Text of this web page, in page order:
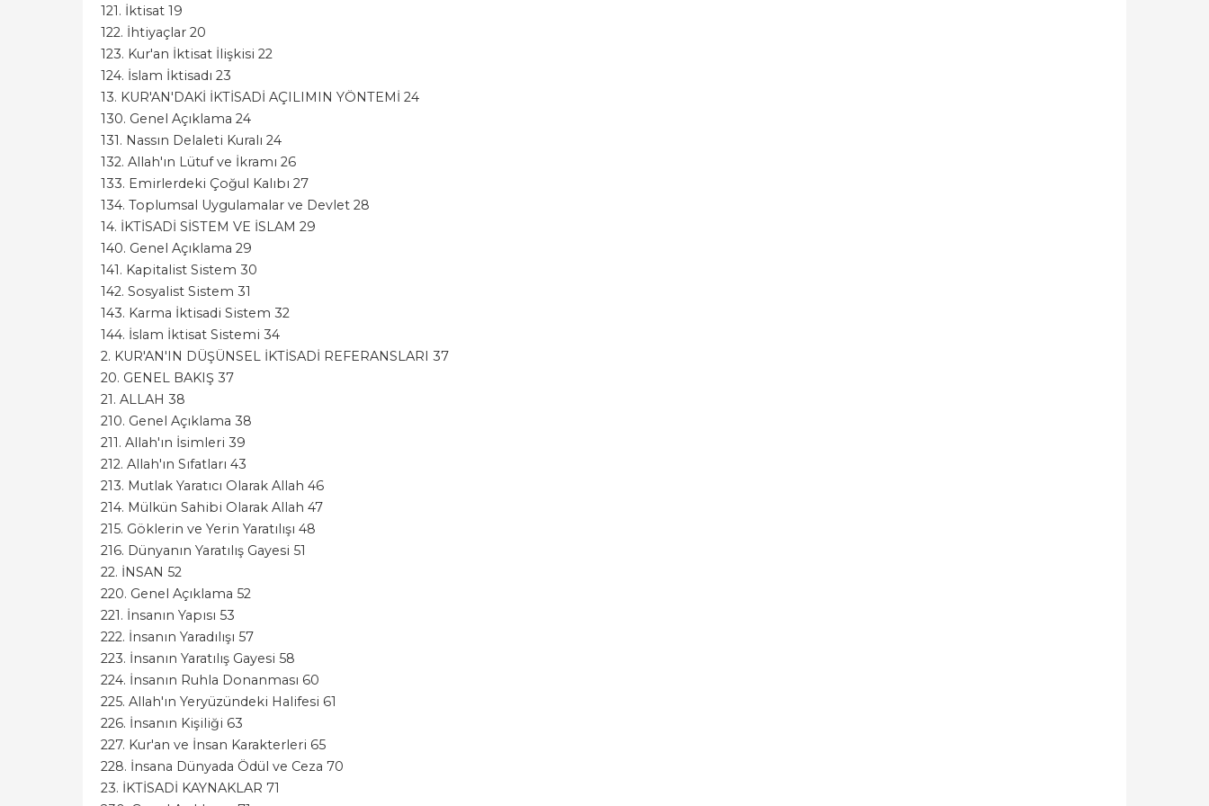
121. İktisat 19
122. İhtiyaçlar 20
123. Kur'an İktisat İlişkisi 22
124. İslam İktisadı 23
13. KUR'AN'DAKİ İKTİSADİ AÇILIMIN YÖNTEMİ 24
130. Genel Açıklama 24
131. Nassın Delaleti Kuralı 24
132. Allah'ın Lütuf ve İkramı 26
133. Emirlerdeki Çoğul Kalıbı 27
134. Toplumsal Uygulamalar ve Devlet 28
14. İKTİSADİ SİSTEM VE İSLAM 29
140. Genel Açıklama 29
141. Kapitalist Sistem 30
142. Sosyalist Sistem 31
143. Karma İktisadi Sistem 32
144. İslam İktisat Sistemi 34
2. KUR'AN'IN DÜŞÜNSEL İKTİSADİ REFERANSLARI 37
20. GENEL BAKIŞ 37
21. ALLAH 38
210. Genel Açıklama 38
211. Allah'ın İsimleri 39
212. Allah'ın Sıfatları 43
213. Mutlak Yaratıcı Olarak Allah 46
214. Mülkün Sahibi Olarak Allah 47
215. Göklerin ve Yerin Yaratılışı 48
216. Dünyanın Yaratılış Gayesi 51
22. İNSAN 52
220. Genel Açıklama 52
221. İnsanın Yapısı 53
222. İnsanın Yaradılışı 57
223. İnsanın Yaratılış Gayesi 58
224. İnsanın Ruhla Donanması 60
225. Allah'ın Yeryüzündeki Halifesi 61
226. İnsanın Kişiliği 63
227. Kur'an ve İnsan Karakterleri 65
228. İnsana Dünyada Ödül ve Ceza 70
23. İKTİSADİ KAYNAKLAR 71